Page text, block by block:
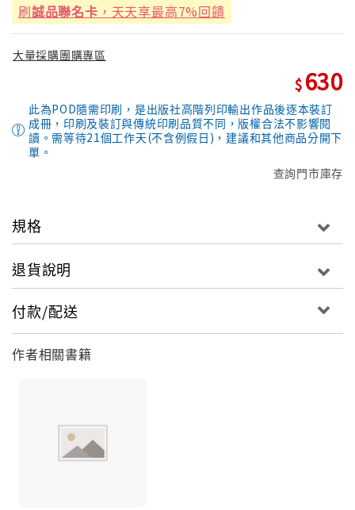
刷誠品聯名卡 ，天天享最高7%回饋
大量採購團購專區
630
此為POD隨需印刷，是出版社高階列印輸出作品後逐本裝訂
成冊，印刷及裝訂與傳統印刷品質不同，版權合法不影響閱
讀。需等待21個工作天(不含例假日)，建議和其他商品分開下
單。
查詢門市庫存
規格
退貨說明
付款/配送
作者相關書籍